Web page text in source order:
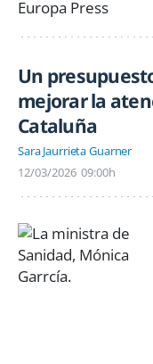
Un
mejorar la
Cataluña
Sara Jaurrieta Guarner
12/03/2026 09:00h